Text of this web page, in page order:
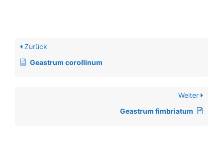
Zurück
Geastrum corollinum
Weiter
Geastrum fimbriatum